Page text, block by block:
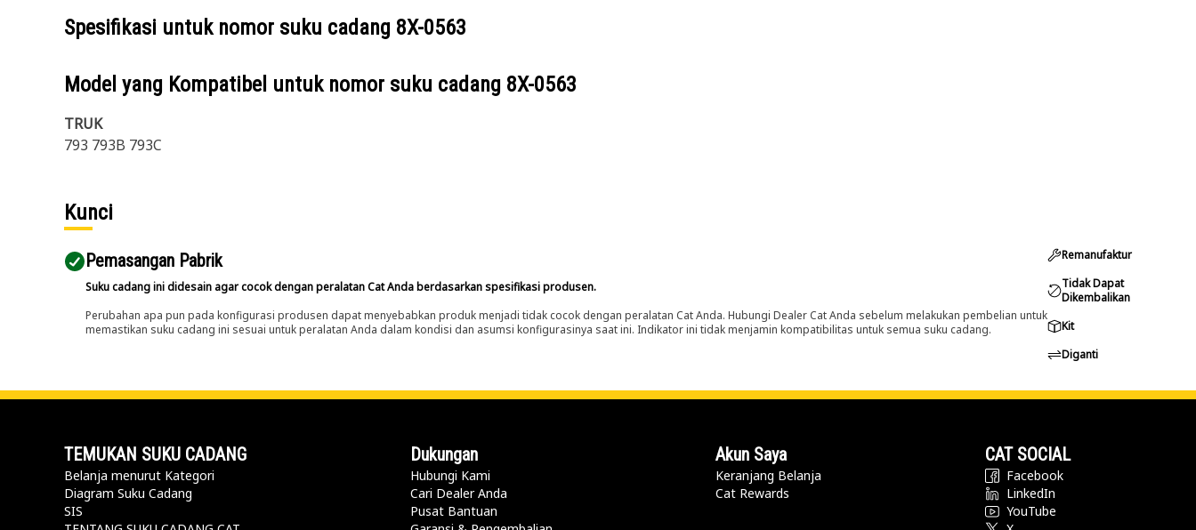
Spesifikasi untuk nomor suku cadang 8X-0563
Model yang Kompatibel untuk nomor suku cadang 8X-0563
TRUK
793 793B 793C
Kunci
Pemasangan Pabrik
Suku cadang ini didesain agar cocok dengan peralatan Cat Anda berdasarkan spesifikasi produsen.
Perubahan apa pun pada konfigurasi produsen dapat menyebabkan produk menjadi tidak cocok dengan peralatan Cat Anda. Hubungi Dealer Cat Anda sebelum melakukan pembelian untuk
memastikan suku cadang ini sesuai untuk peralatan Anda dalam kondisi dan asumsi konfigurasinya saat ini. Indikator ini tidak menjamin kompatibilitas untuk semua suku cadang.
Remanufaktur
Tidak Dapat
Dikembalikan
Kit
Diganti
TEMUKAN SUKU CADANG
Belanja menurut Kategori
Diagram Suku Cadang
SIS
Dukungan
Hubungi Kami
Cari Dealer Anda
Pusat Bantuan
Akun Saya
Keranjang Belanja
Cat Rewards
CAT SOCIAL
Facebook
LinkedIn
YouTube